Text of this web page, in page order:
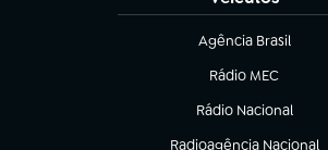
Agência Brasil
(abre em nova aba)
Rádio MEC
(abre em nova aba)
Rádio Nacional
Radioagência Nacional